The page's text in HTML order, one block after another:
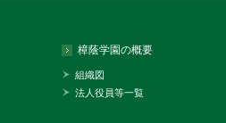
樟蔭学園の概要
組織図
法人役員等一覧